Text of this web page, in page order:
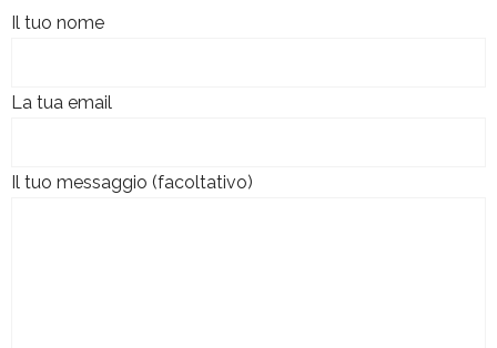
Il tuo nome
La tua email
Il tuo messaggio (facoltativo)